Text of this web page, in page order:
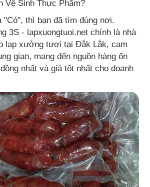
Vệ Sinh Thực Phẩm?
"Có", thì bạn đã tìm đúng nơi.
3S - lapxuongtuoi.net chính là nhà
lạp xưởng tươi tại Đắk Lắk, cam
gian, mang đến nguồn hàng ổn
nhất và giá tốt nhất cho doanh